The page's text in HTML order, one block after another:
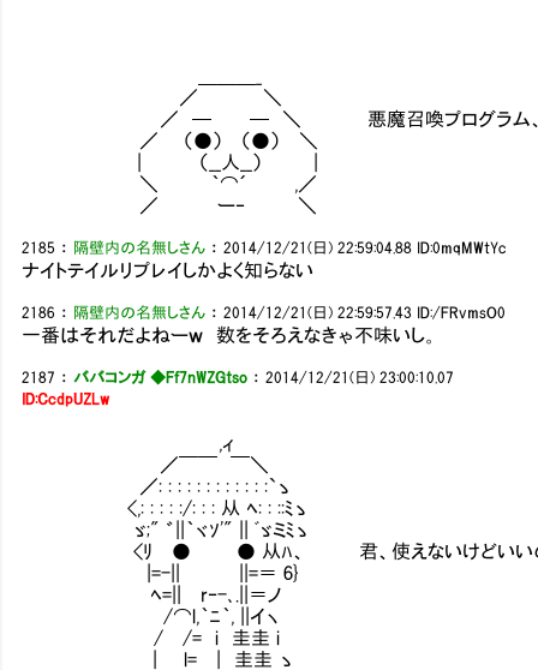
／ ＼
／ ─ ─ ＼ 悪魔召喚プログラム、くださ
／ （●） （●） ＼
| （__人__） |
＼ ｀⌒´ ,／
／ ー‐ ＼
2185 ： 隔壁内の名無しさん ：2014/12/21(日) 22:59:04.88 ID:0mqMWtYc
ナイトテイルリプレイしかよく知らない
2186 ： 隔壁内の名無しさん ：2014/12/21(日) 22:59:57.43 ID:/FRvmsO0
一番はそれだよねーｗ 数をそろえなきゃ不味いし。
2187 ： ババコンガ ◆Ff7nWZGtso ：2014/12/21(日) 23:00:10.07
ID:CcdpUZLw
,ィ
／￣￣ ￣＼
／: : : : : : : : : : : :`ゝ
<,: : : : :/: : : 从 ﾍ: : ::ﾐゝ
ゞ;" ゛||｀ヾｿ'" || ﾞゞミﾐゝ
<ﾘ ● ● 从ﾊ、 君、使えないけどいい
|=-|| ||=＝ 6}
ﾍ=|| r‐-､.||＝ノ
/⌒l,｀ﾆ｀, ||イヽ
/ /= i 圭圭 i
| l= | 圭圭 ゝ